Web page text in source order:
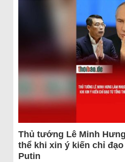
Thủ tướng Lê Minh
thể khi xin ý kiến chỉ
Putin